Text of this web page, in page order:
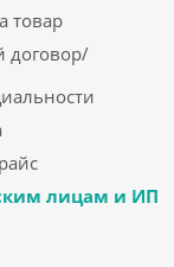
товар
договор/
лицам и ИП